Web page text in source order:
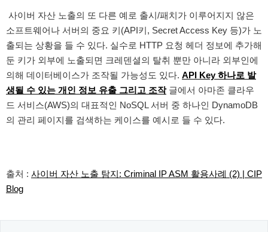
사이버 자산 노출의 또 다른 예로 출시/패치가 이루어지지 않은
소프트웨어나 서버의 중요 키(API키, Secret Access Key 등)가 노
출되는 상황을 들 수 있다. 실수로 HTTP 요청 헤더 정보에 추가해
둔 키가 외부에 노출되면 크레덴셜의 탈취 뿐만 아니라 외부인에
의해 데이터베이스가 조작될 가능성도 있다. API Key 하나로 발
생될 수 있는 개인 정보 유출 그리고 조작글에서 아마존 클라우
드 서비스(AWS)의 대표적인 NoSQL 서버 중 하나인 DynamoDB
의 관리 페이지를 검색하는 케이스를 예시로 들 수 있다.
출처 : 사이버 자산 노출 탐지: Criminal IP ASM 활용사례 (2) | CIP
Blog